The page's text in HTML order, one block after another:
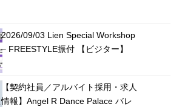
2026/09/03 Lien Special Workshop
– FREESTYLE振付 【ビジター】
【契約社員／アルバイト採用・求人
情報】Angel R Dance Palace バレ